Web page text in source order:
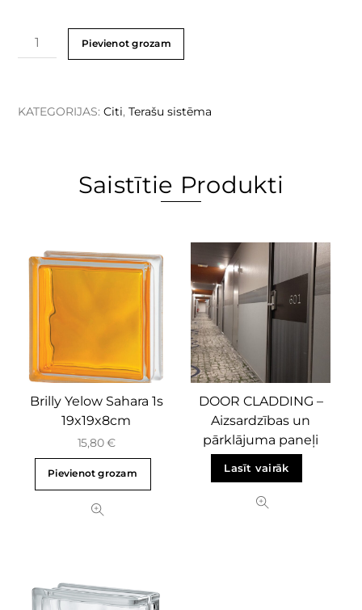
Pievienot grozam
KATEGORIJAS:Citi,Terašu sistēma
Saistītie Produkti
Brilly Yelow Sahara 1s
19x19x8cm
15,80€
Pievienot grozam
DOOR CLADDING –
Aizsardzības un
pārklājuma paneļi
Lasīt vairāk